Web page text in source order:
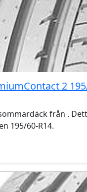
2
från .
195/60-R14.